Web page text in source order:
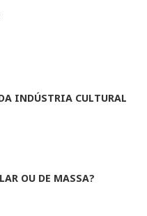
INDÚSTRIA CULTURAL
OU DE MASSA?